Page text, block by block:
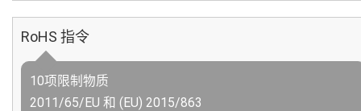
RoHS 指令
10项限制物质
2011/65/EU 和 (EU) 2015/863